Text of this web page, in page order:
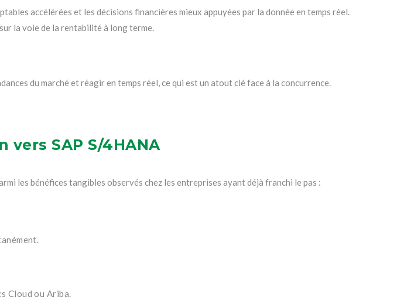
accélérées et les décisions financières mieux appuyées par la donnée en temps réel.
la voie de la rentabilité à long terme.
du marché et réagir en temps réel, ce qui est un atout clé face à la concurrence.
SAP S/4HANA
les bénéfices tangibles observés chez les entreprises ayant déjà franchi le pas :
Cloud ou Ariba.